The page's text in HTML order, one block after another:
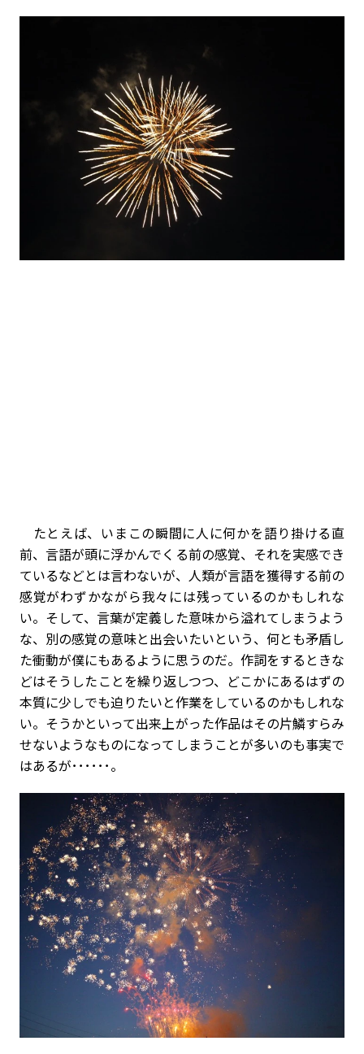
たとえば、いまこの瞬間に人に何かを語り掛ける直
前、言語が頭に浮かんでくる前の感覚、それを実感でき
ているなどとは言わないが、人類が言語を獲得する前の
感覚がわずかながら我々には残っているのかもしれな
い。そして、言葉が定義した意味から溢れてしまうよう
な、別の感覚の意味と出会いたいという、何とも矛盾し
た衝動が僕にもあるように思うのだ。作詞をするときな
どはそうしたことを繰り返しつつ、どこかにあるはずの
本質に少しでも迫りたいと作業をしているのかもしれな
い。そうかといって出来上がった作品はその片鱗すらみ
せないようなものになってしまうことが多いのも事実で
はあるが･･････。